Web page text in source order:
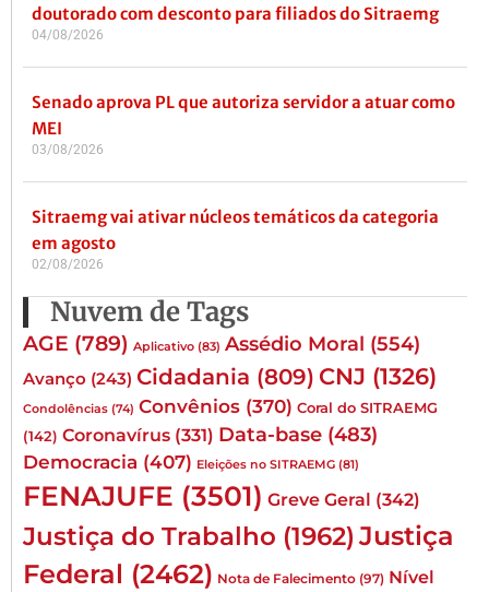
doutorado com desconto para filiados do Sitraemg
04/08/2026
Senado aprova PL que autoriza servidor a atuar como
MEI
03/08/2026
Sitraemg vai ativar núcleos temáticos da categoria
em agosto
02/08/2026
Nuvem de Tags
AGE (789) Aplicativo (83) Assédio Moral (554)
Avanço (243) Cidadania (809) CNJ (1326)
Condolências (74) Convênios (370) Coral do SITRAEMG
(142) Coronavírus (331) Data-base (483)
Democracia (407) Eleições no SITRAEMG (81)
FENAJUFE (3501) Greve Geral (342)
Justiça do Trabalho (1962) Justiça
Federal (2462) Nota de Falecimento (97) Nível